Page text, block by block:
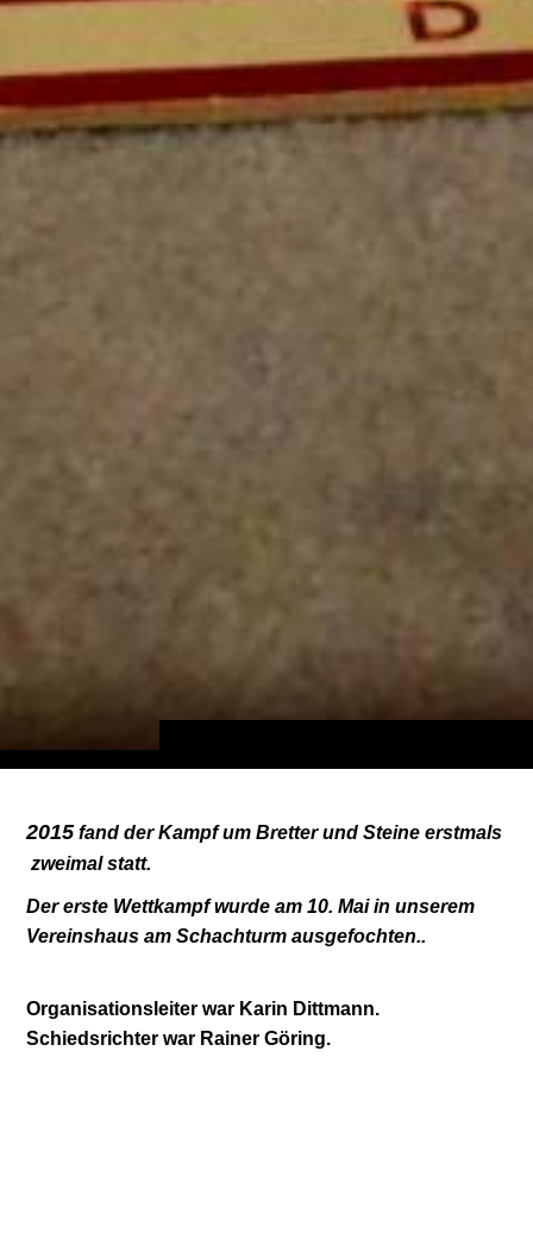
2015fand der Kampf um Bretter und Steine erstmals
zweimalstatt.
Der erste Wettkampf wurdeam10. Mai in unserem
Vereinshaus am Schachturm ausgefochten..
Organisationsleiter war Karin Dittmann.
Schiedsrichter war Rainer Göring.